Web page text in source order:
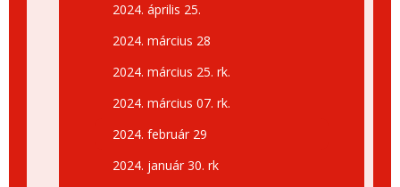
2024. április 25.
2024. március 28
2024. március 25. rk.
2024. március 07. rk.
2024. február 29
2024. január 30. rk